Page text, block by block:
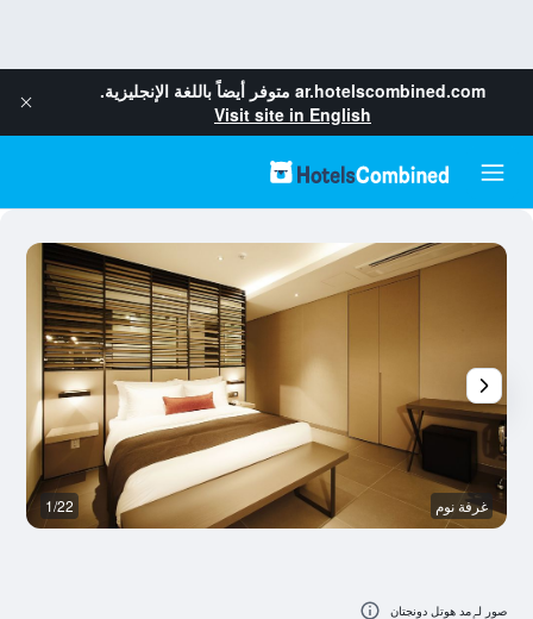
ar.hotelscombined.com متوفر أيضاً باللغة الإنجليزية.
Visit site in English
غرفة نوم 1/22
صور لـ ٕمد هوتل دونجتان